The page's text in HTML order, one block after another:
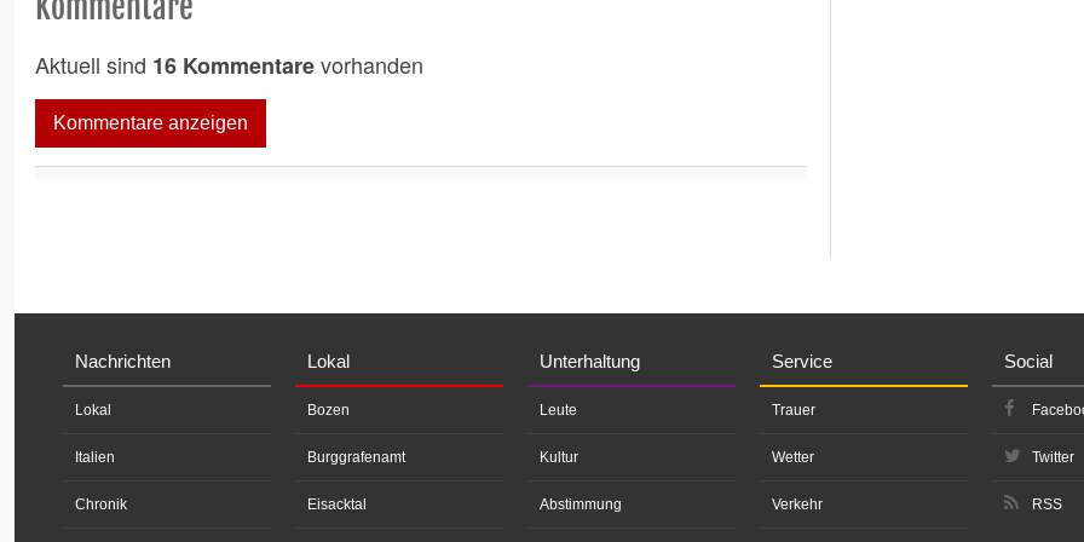
Aktuell sind 16 Kommentarevorhanden
Kommentare anzeigen
Nachrichten
Lokal
Italien
Chronik
Lokal
Bozen
Burggrafenamt
Eisacktal
Unterhaltung
Leute
Kultur
Abstimmung
Service
Trauer
Wetter
Verkehr
Social
Twitter
RSS